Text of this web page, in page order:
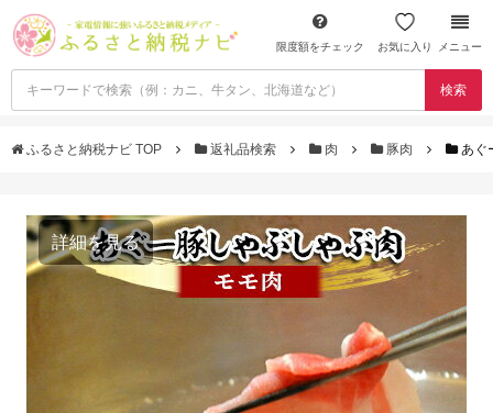
限度額をチェック お気に入り メニュー
検索
ふるさと納税ナビ TOP 返礼品検索 肉 豚肉 あぐ
詳細を見る